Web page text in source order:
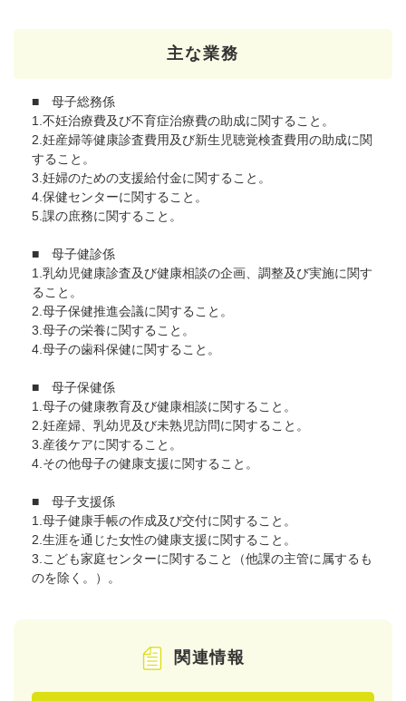
主な業務
■ 母子総務係
1.不妊治療費及び不育症治療費の助成に関すること。
2.妊産婦等健康診査費用及び新生児聴覚検査費用の助成に関
すること。
3.妊婦のための支援給付金に関すること。
4.保健センターに関すること。
5.課の庶務に関すること。
■ 母子健診係
1.乳幼児健康診査及び健康相談の企画、調整及び実施に関す
ること。
2.母子保健推進会議に関すること。
3.母子の栄養に関すること。
4.母子の歯科保健に関すること。
■ 母子保健係
1.母子の健康教育及び健康相談に関すること。
2.妊産婦、乳幼児及び未熟児訪問に関すること。
3.産後ケアに関すること。
4.その他母子の健康支援に関すること。
■ 母子支援係
1.母子健康手帳の作成及び交付に関すること。
2.生涯を通じた女性の健康支援に関すること。
3.こども家庭センターに関すること（他課の主管に属するも
のを除く。）。
関連情報